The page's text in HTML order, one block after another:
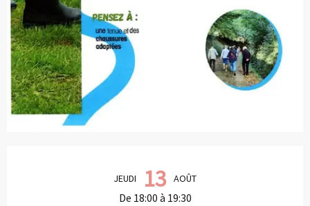
JEUDI 13 AOÛT
De 18:00 à 19:30